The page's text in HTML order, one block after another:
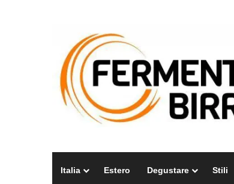
Italia Estero Degustare Stili